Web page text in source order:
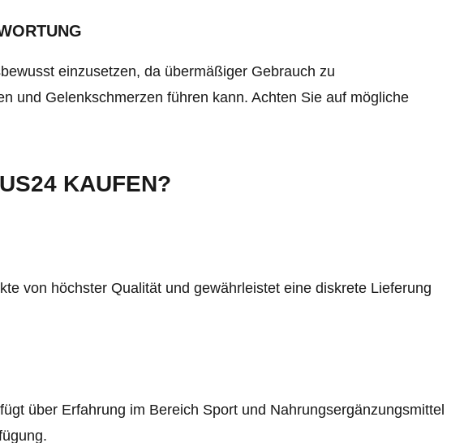
einzusetzen, da übermäßiger Gebrauch zu
und Gelenkschmerzen führen kann. Achten Sie auf mögliche
KAUFEN?
von höchster Qualität und gewährleistet eine diskrete Lieferung
über Erfahrung im Bereich Sport und Nahrungsergänzungsmittel